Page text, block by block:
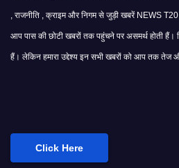
, राजनीति , क्राइम और निगम से जुड़ी खबरें NEWS
आप पास की छोटी खबरों तक पहुंचने पर असमर्थ होती
हैं। लेकिन हमारा उद्देश्य इन सभी खबरों को आप तक तेज
अपनी
Click Here